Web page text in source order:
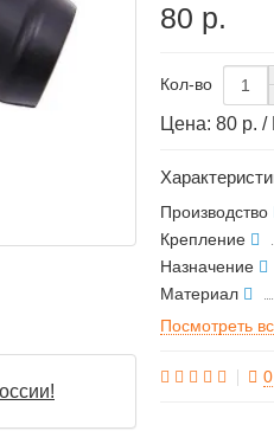
80 р.
Кол-во
Цена: 80 р. /
Производство
Крепление
Назначение
Материал
Посмотреть